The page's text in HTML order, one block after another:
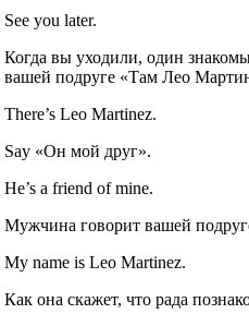
See you later.
Когда вы уходили, один
вашей подруге «Там Лео
There’s Leo Martinez.
Say «Он мой друг».
He’s a friend of mine.
Мужчина говорит вашей
My name is Leo Martinez.
Как она скажет, что рада